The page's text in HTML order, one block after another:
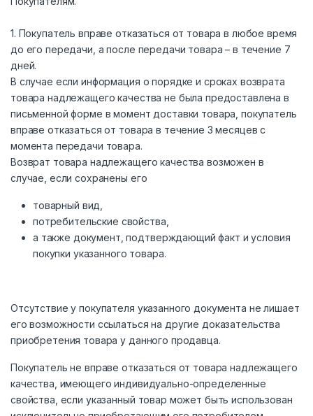
1. Покупатель вправе отказаться от товара в любое время
до его передачи, а после передачи товара – в течение 7
дней.
В случае если информация о порядке и сроках возврата
товара надлежащего качества не была предоставлена в
письменной форме в момент доставки товара, покупатель
вправе отказаться от товара в течение 3 месяцев с
момента передачи товара.
Возврат товара надлежащего качества возможен в
случае, если сохранены его
товарный вид,
потребительские свойства,
а также документ, подтверждающий факт и условия
покупки указанного товара.
Отсутствие у покупателя указанного документа не лишает
его возможности ссылаться на другие доказательства
приобретения товара у данного продавца.
Покупатель не вправе отказаться от товара надлежащего
качества, имеющего индивидуально-определенные
свойства, если указанный товар может быть использован